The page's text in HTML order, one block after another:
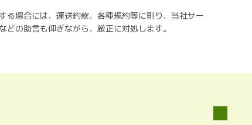
る場合には、運送約款、各種規約等に則り、当社サー
の助言も仰ぎながら、厳正に対処します。